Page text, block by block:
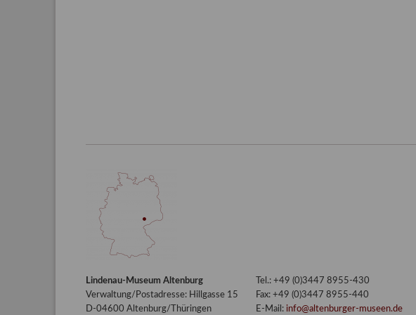
Lindenau-Museum Altenburg
Verwaltung/Postadresse: Hillgasse 15
D-04600 Altenburg/Thüringen
Tel.: +49 (0)3447 8955-430
Fax: +49 (0)3447 8955-440
E-Mail: info@altenburger-museen.de